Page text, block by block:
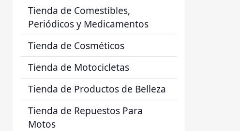
Tienda de Comestibles,
Periódicos y Medicamentos
Tienda de Cosméticos
Tienda de Motocicletas
Tienda de Productos de Belleza
Tienda de Repuestos Para
Motos